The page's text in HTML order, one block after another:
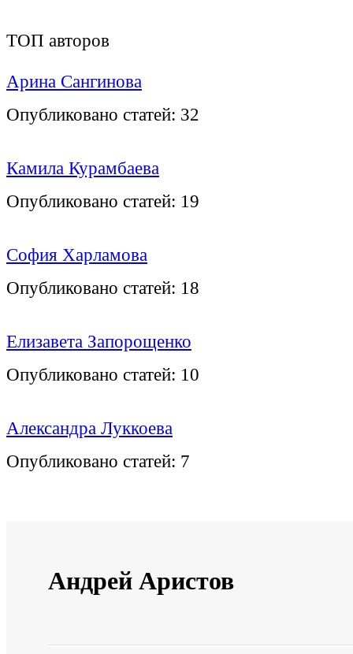
ТОП авторов
Арина Сангинова
Опубликовано статей: 32
Камила Курамбаева
Опубликовано статей: 19
София Харламова
Опубликовано статей: 18
Елизавета Запорощенко
Опубликовано статей: 10
Александра Луккоева
Опубликовано статей: 7
Андрей Аристов